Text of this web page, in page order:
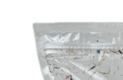
Перейти
галереї